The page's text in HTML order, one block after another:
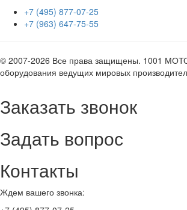
+7 (495) 877-07-25
+7 (963) 647-75-55
© 2007-2026 Все права защищены. 1001
оборудования ведущих мировых
Заказать звонок
Задать вопрос
Контакты
Ждем вашего звонка: